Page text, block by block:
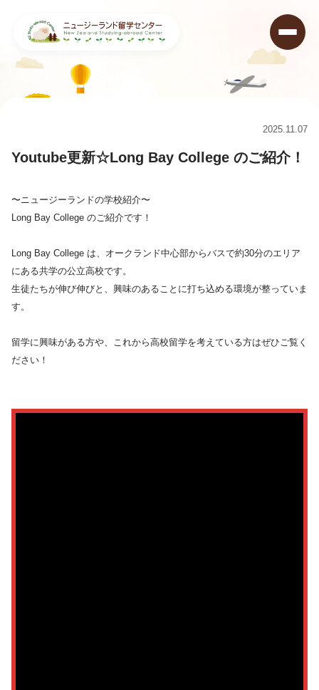
2025.11.07
Youtube更新☆Long Bay College のご紹介！
〜ニュージーランドの学校紹介〜
Long Bay College のご紹介です！
Long Bay College は、オークランド中心部からバスで約30分のエリア
にある共学の公立高校です。
生徒たちが伸び伸びと、興味のあることに打ち込める環境が整っていま
す。
留学に興味がある方や、これから高校留学を考えている方はぜひご覧く
ださい！